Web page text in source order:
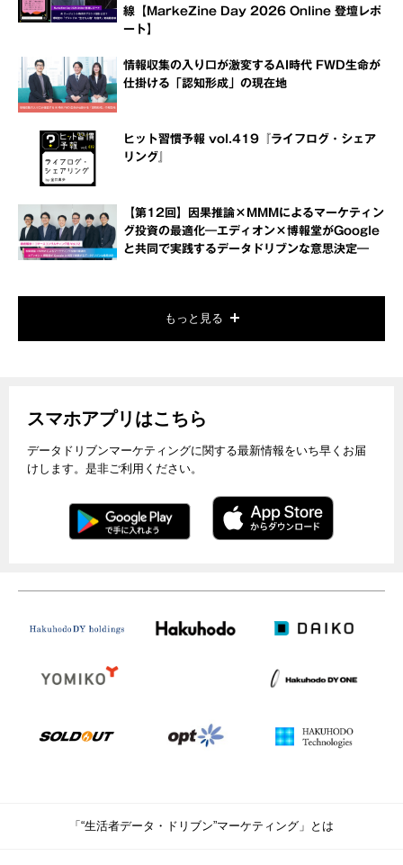
線【MarkeZine Day 2026 Online 登壇レポ
ート】
情報収集の入り口が激変するAI時代 FWD生命が
仕掛ける「認知形成」の現在地
ヒット習慣予報 vol.419『ライフログ・シェア
リング』
【第12回】因果推論×MMMによるマーケティン
グ投資の最適化―エディオン×博報堂がGoogle
と共同で実践するデータドリブンな意思決定―
もっと見る
スマホアプリはこちら
データドリブンマーケティングに関する最新情報をいち早くお届
けします。是非ご利用ください。
「“生活者データ・ドリブン”マーケティング」とは